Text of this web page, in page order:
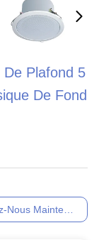
Plafond 5
De Fond
Nous Maintenant